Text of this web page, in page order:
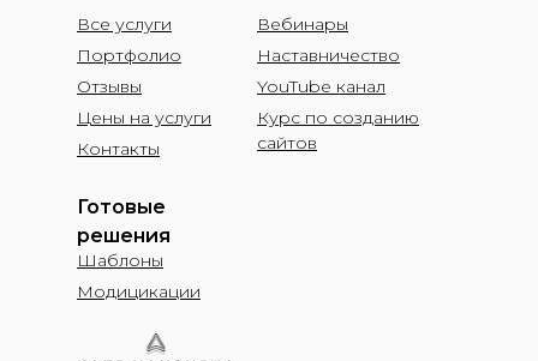
Готовые
решения
Шаблоны
Модицикации
Вебинары
Наставничество
YouTube канал
Курс по созданию
сайтов
Все услуги
Портфолио
Отзывы
Цены на услуги
Контакты